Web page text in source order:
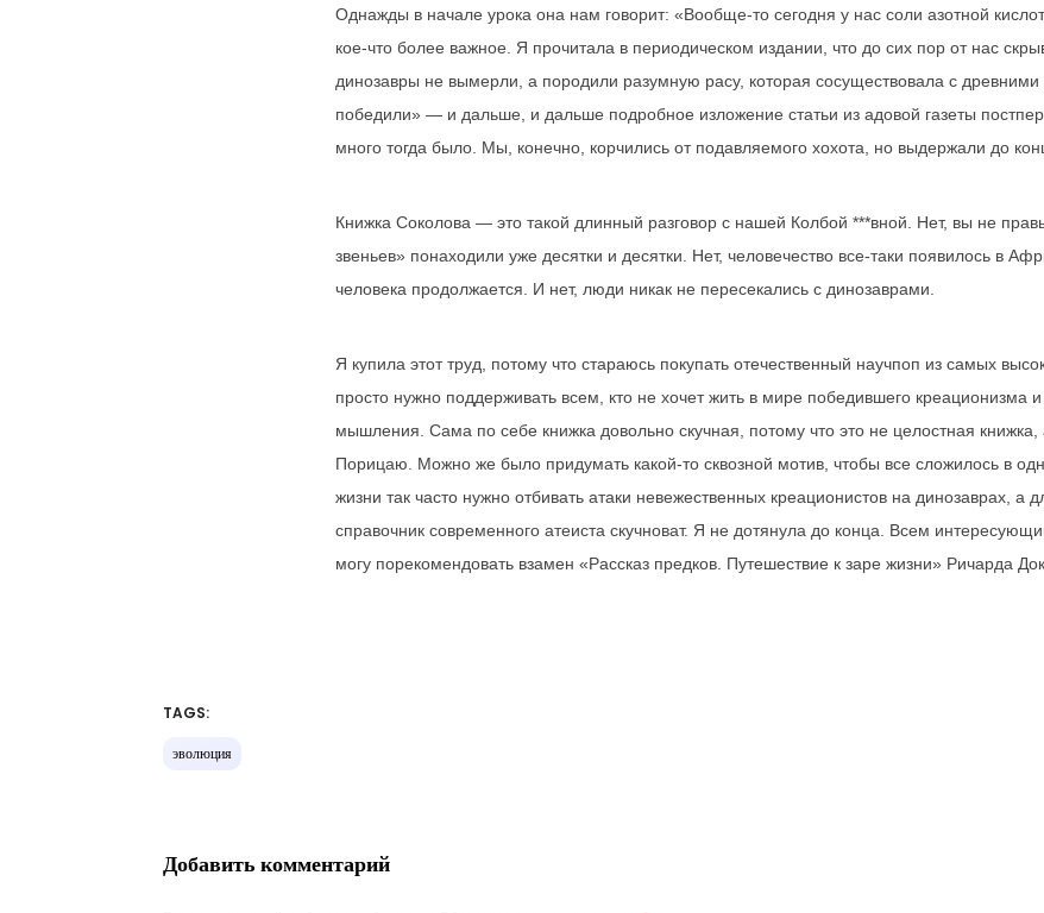
Однажды в начале урока она нам говорит: «Вообще-то сегодня у нас соли азотной
кое-что более важное. Я прочитала в периодическом издании, что до сих пор от нас
динозавры не вымерли, а породили разумную расу, которая сосуществовала с
победили» — и дальше, и дальше подробное изложение статьи из адовой газеты
много тогда было. Мы, конечно, корчились от подавляемого хохота, но выдержали до
Книжка Соколова — это такой длинный разговор с нашей Колбой ***вной. Нет, вы не
звеньев» понаходили уже десятки и десятки. Нет, человечество все-таки появилось в
человека продолжается. И нет, люди никак не пересекались с динозаврами.
Я купила этот труд, потому что стараюсь покупать отечественный научпоп из самых
просто нужно поддерживать всем, кто не хочет жить в мире победившего креационизма и
мышления. Сама по себе книжка довольно скучная, потому что это не целостная книжка,
Порицаю. Можно же было придумать какой-то сквозной мотив, чтобы все сложилось в
жизни так часто нужно отбивать атаки невежественных креационистов на динозаврах, а
справочник современного атеиста скучноват. Я не дотянула до конца. Всем
могу порекомендовать взамен «Рассказ предков. Путешествие к заре жизни» Ричарда
TAGS:
эволюция
Добавить комментарий